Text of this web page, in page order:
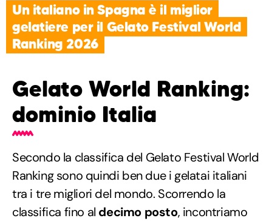
Un italiano in Spagna è il miglior
gelatiere per il Gelato Festival World
Ranking 2026
Gelato World Ranking:
dominio Italia
Secondo la classifica del Gelato Festival World
Ranking sono quindi ben due i gelatai italiani
tra i tre migliori del mondo. Scorrendo la
classifica fino al decimo posto, incontriamo